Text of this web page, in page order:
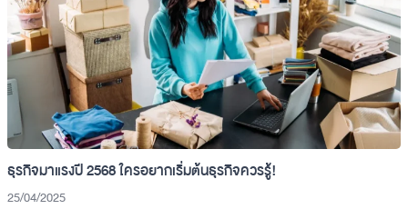
ธุรกิจมาแรงปี 2568 ใครอยากเริ่มต้นธุรกิจควรรู้!
25/04/2025